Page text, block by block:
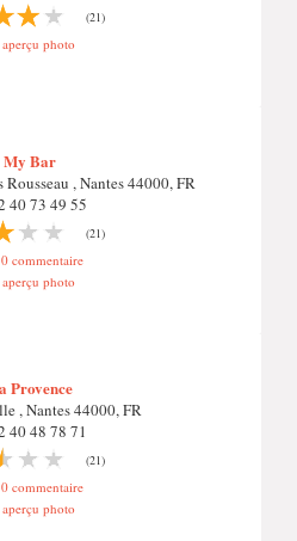
(21)
aperçu photo
My Bar
Rousseau , Nantes 44000, FR
40 73 49 55
(21)
commentaire
aperçu photo
Provence
, Nantes 44000, FR
40 48 78 71
(21)
commentaire
aperçu photo